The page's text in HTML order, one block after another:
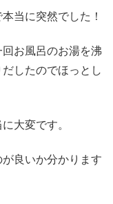
当に突然でした！
お風呂のお湯を沸
したのでほっとし
大変です。
良いか分かります